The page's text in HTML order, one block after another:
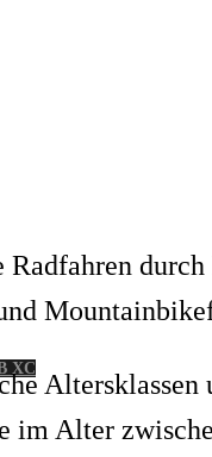
XC
Alter